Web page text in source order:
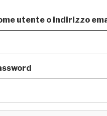
utente o indirizzo